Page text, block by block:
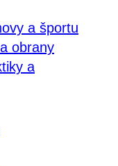
a športu
obrany
a